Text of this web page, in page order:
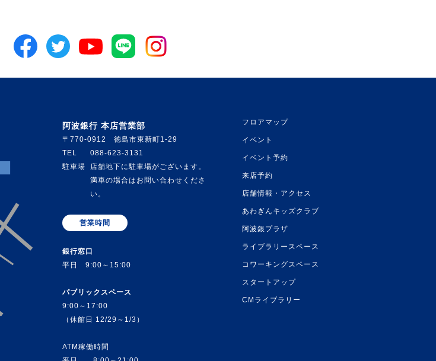
阿波銀行 本店営業部
〒770-0912 徳島市東新町1-29
TEL
088-623-3131
駐車場
店舗地下に駐車場がございます。
満車の場合はお問い合わせくださ
い。
営業時間
銀行窓口
平日 9:00～15:00
パブリックスペース
9:00～17:00
（休館日 12/29～1/3）
ATM稼働時間
フロアマップ
イベント
イベント予約
来店予約
店舗情報・アクセス
あわぎんキッズクラブ
阿波銀プラザ
ライブラリースペース
コワーキングスペース
スタートアップ
CMライブラリー